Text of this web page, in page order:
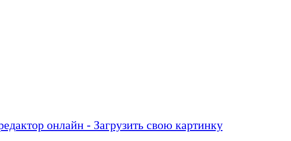
онлайн - Загрузить свою картинку